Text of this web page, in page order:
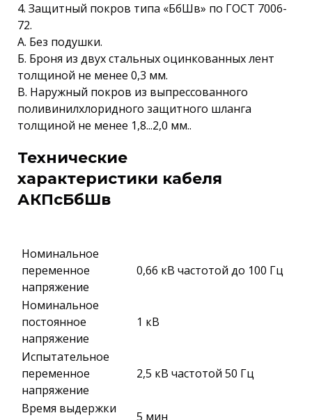
4. Защитный покров типа «БбШв» по ГОСТ 7006-
72.
А. Без подушки.
Б. Броня из двух стальных оцинкованных лент
толщиной не менее 0,3 мм.
В. Наружный покров из выпрессованного
поливинилхлоридного защитного шланга
толщиной не менее 1,8...2,0 мм..
Технические
характеристики кабеля
АКПсБбШв
Номинальное
переменное
напряжение
0,66 кВ частотой до 100 Гц
Номинальное
постоянное
напряжение
1 кВ
Испытательное
переменное
напряжение
2,5 кВ частотой 50 Гц
Время выдержки
5 мин